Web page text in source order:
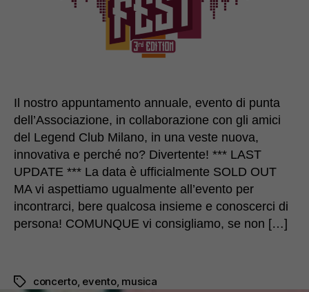
Il nostro appuntamento annuale, evento di punta
dell’Associazione, in collaborazione con gli amici
del Legend Club Milano, in una veste nuova,
innovativa e perché no? Divertente! *** LAST
UPDATE *** La data è ufficialmente SOLD OUT
MA vi aspettiamo ugualmente all’evento per
incontrarci, bere qualcosa insieme e conoscerci di
persona! COMUNQUE vi consigliamo, se non […]
Tag concerto, evento, musica